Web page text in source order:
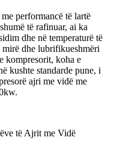
performancë të lartë
të rafinuar, ai ka
dhe në temperaturë të
dhe lubrifikueshmëri
kompresorit, koha e
kushte standarde pune, i
ajri me vidë me